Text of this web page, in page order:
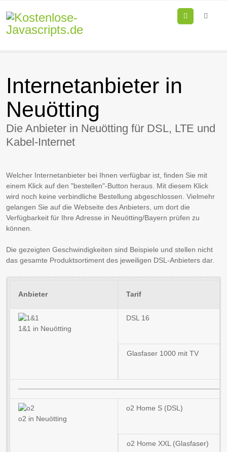
Menu
Internetanbieter in
Neuötting
Die Anbieter in Neuötting für DSL, LTE und
Kabel-Internet
Welcher Internetanbieter bei Ihnen verfügbar ist, finden Sie mit
einem Klick auf den "bestellen"-Button heraus. Mit diesem Klick
wird noch keine verbindliche Bestellung abgeschlossen. Vielmehr
gelangen Sie auf die Webseite des Anbieters, um dort die
Verfügbarkeit für Ihre Adresse in Neuötting/Bayern prüfen zu
können.
Die gezeigten Geschwindigkeiten sind Beispiele und stellen nicht
das gesamte Produktsortiment des jeweiligen DSL-Anbieters dar.
Anbieter Tarif
1&1 in Neuötting
DSL 16
Glasfaser 1000 mit TV
o2 in Neuötting
o2 Home S (DSL)
o2 Home XXL (Glasfaser)